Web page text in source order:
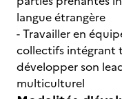
langue étrangère
- Travailler en
collectifs intégrant
développer son
multiculturel